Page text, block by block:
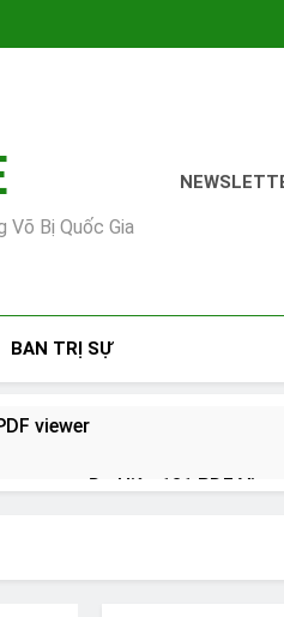
Võ Bị Quốc Gia
BAN TRỊ SỰ
viewer
Đa Hiệu 131 PDF